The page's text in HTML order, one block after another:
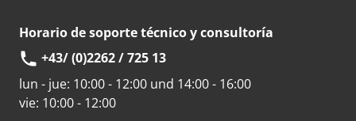
Horario de soporte técnico y consultoría
+43/ (0)2262 / 725 13
lun - jue: 10:00 - 12:00 und 14:00 - 16:00
vie: 10:00 - 12:00